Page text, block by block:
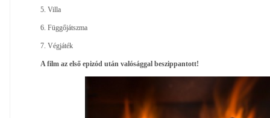
5. Villa
6. Függőjátszma
7. Végjáték
A film az első epizód után valósággal beszippantott!